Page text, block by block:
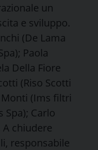
un
e sviluppo.
(De Lama
Paola
Della Fiore
(Riso Scotti
Monti (Ims filtri
Spa); Carlo
A chiudere
responsabile